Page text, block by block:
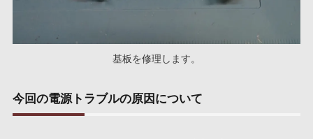
基板を修理します。
今回の電源トラブルの原因について